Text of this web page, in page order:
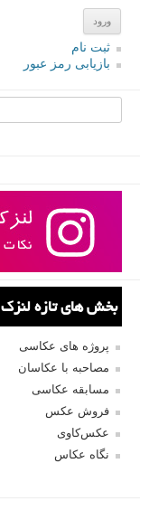
ثبت نام
بازیابی رمز عبور
بخش های تازه لنزک
پروژه های عکاسی
مصاحبه با عکاسان
مسابقه عکاسی
فروش عکس
عکس‌کاوی
نگاه عکاس